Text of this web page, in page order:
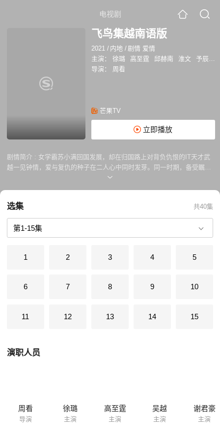
电视剧
飞鸟集越南语版
2021 / 内地 /剧情 爱情
主演：
徐璐 高至霆 邱赫南 淮文 予辰
导演：
周看
芒果TV
立即播放
剧情简介 : 女学霸苏小满回国发展，却在归国路上对背负仇恨的IT天才武
越一见钟情，爱与复仇的种子在二人心中同时发芽。同一时期，备受瞩目
的大脑数据迎来了新一季的招聘，苏小满误打误撞参加了真人秀《极客狂
选集 共40集
1 2 3 4 5
6 7 8 9 10
11 12 13 14 15
演职人员
周看
导演
徐璐
主演
高至霆
主演
吴越
主演
谢君豪
主演